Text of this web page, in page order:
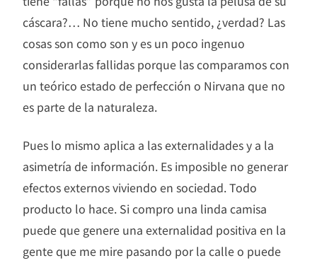
cáscara?… No tiene mucho sentido, ¿verdad? Las
cosas son como son y es un poco ingenuo
considerarlas fallidas porque las comparamos con
un teórico estado de perfección o Nirvana que no
es parte de la naturaleza.
Pues lo mismo aplica a las externalidades y a la
asimetría de información. Es imposible no generar
efectos externos viviendo en sociedad. Todo
producto lo hace. Si compro una linda camisa
puede que genere una externalidad positiva en la
gente que me mire pasando por la calle o puede